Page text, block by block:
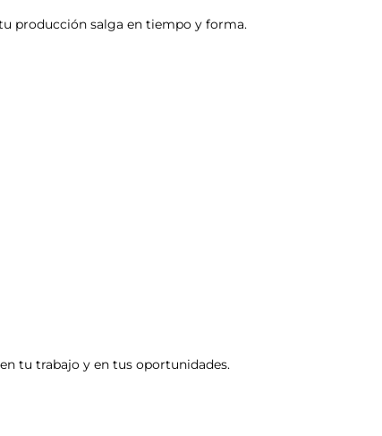
producción salga en tiempo y forma.
tu trabajo y en tus oportunidades.